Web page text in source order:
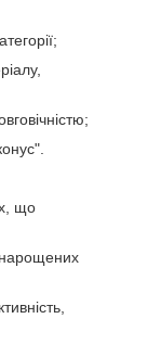
що